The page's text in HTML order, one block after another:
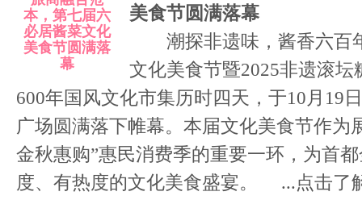
美食节圆满落幕
潮探非遗味，酱香六百
文化美食节暨2025非遗滚
600年国风文化市集历时四天，于10月19
广场圆满落下帷幕。本届文化美食节作为
金秋惠购”惠民消费季的重要一环，为首
度、有热度的文化美食盛宴。 ...点击了